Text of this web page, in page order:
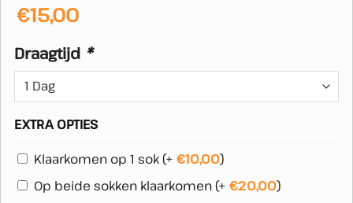
€15,00
Draagtijd *
EXTRA OPTIES
Klaarkomen op 1 sok (+ €10,00)
Op beide sokken klaarkomen (+ €20,00)